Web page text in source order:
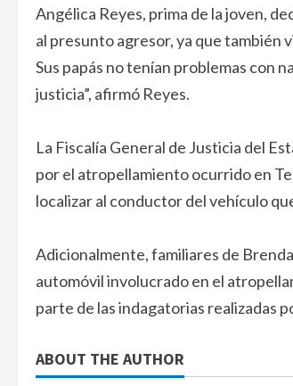
Angélica Reyes, prima de la joven,
al presunto agresor, ya que también
Sus papás no tenían problemas con
justicia”, afirmó Reyes.
La Fiscalía General de Justicia del
por el atropellamiento ocurrido en
localizar al conductor del vehículo
Adicionalmente, familiares de
automóvil involucrado en el
parte de las indagatorias realizadas
ABOUT THE AUTHOR